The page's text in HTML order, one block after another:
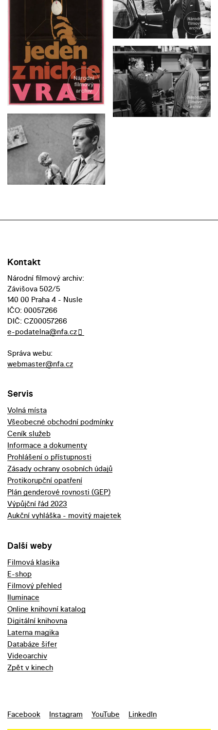
Kontakt
Národní filmový archiv:
Závišova 502/5
140 00 Praha 4 - Nusle
IČO: 00057266
DIČ: CZ00057266
e-podatelna@nfa.cz
Správa webu:
webmaster@nfa.cz
Servis
Volná místa
Všeobecné obchodní podmínky
Ceník služeb
Informace a dokumenty
Prohlášení o přístupnosti
Zásady ochrany osobních údajů
Protikorupční opatření
Plán genderové rovnosti (GEP)
Výpůjční řád 2023
Aukční vyhláška - movitý majetek
Další weby
Filmová klasika
E-shop
Filmový přehled
Iluminace
Online knihovní katalog
Digitální knihovna
Laterna magika
Databáze šifer
Videoarchiv
Zpět v kinech
Facebook Instagram YouTube LinkedIn